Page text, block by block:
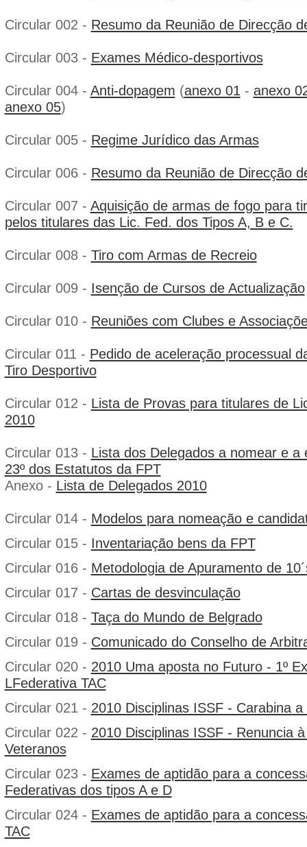
Circular 002 - Resumo da Reunião de Direcção
Circular 003 - Exames Médico-desportivos
Circular 004 - Anti-dopagem (anexo 01 - anexo
anexo 05)
Circular 005 - Regime Jurídico das Armas
Circular 006 - Resumo da Reunião de Direcção
Circular 007 - Aquisição de armas de fogo para
pelos titulares das Lic. Fed. dos Tipos A, B e C.
Circular 008 - Tiro com Armas de Recreio
Circular 009 - Isenção de Cursos de Actualização
Circular 010 - Reuniões com Clubes e
Circular 011 - Pedido de aceleração processual
Tiro Desportivo
Circular 012 - Lista de Provas para titulares de
2010
Circular 013 - Lista dos Delegados a nomear e a
23º dos Estatutos da FPT
Anexo - Lista de Delegados 2010
Circular 014 - Modelos para nomeação e
Circular 015 - Inventariação bens da FPT
Circular 016 - Metodologia de Apuramento de
Circular 017 - Cartas de desvinculação
Circular 018 - Taça do Mundo de Belgrado
Circular 019 - Comunicado do Conselho de
Circular 020 - 2010 Uma aposta no Futuro - 1º
LFederativa TAC
Circular 021 - 2010 Disciplinas ISSF - Carabina a
Circular 022 - 2010 Disciplinas ISSF - Renuncia
Veteranos
Circular 023 - Exames de aptidão para a
Federativas dos tipos A e D
Circular 024 - Exames de aptidão para a
TAC